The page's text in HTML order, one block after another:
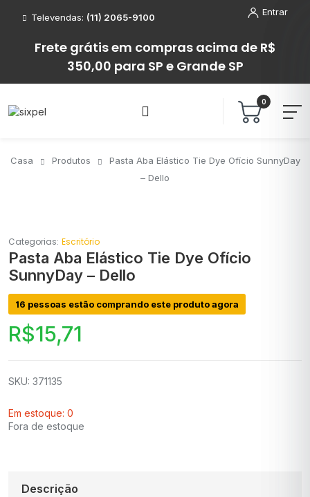
Televendas: (11) 2065-9100
Frete grátis em compras acima de R$
350,00 para SP e Grande SP
Entrar
0
Casa Produtos
Pasta Aba Elástico Tie Dye Ofício SunnyDay
– Dello
Categorias: Escritório
Pasta Aba Elástico Tie Dye Ofício
SunnyDay – Dello
16 pessoas estão comprando este produto agora
R$15,71
SKU: 371135
Em estoque: 0
Fora de estoque
Descrição